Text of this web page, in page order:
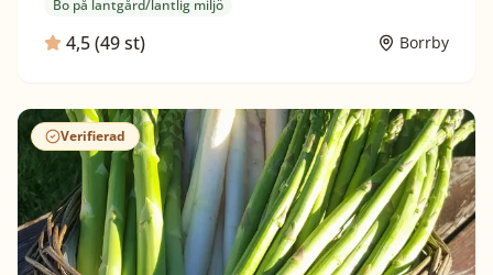
Bo på lantgård/lantlig miljö
4,5 (49 st) Borrby
Verifierad